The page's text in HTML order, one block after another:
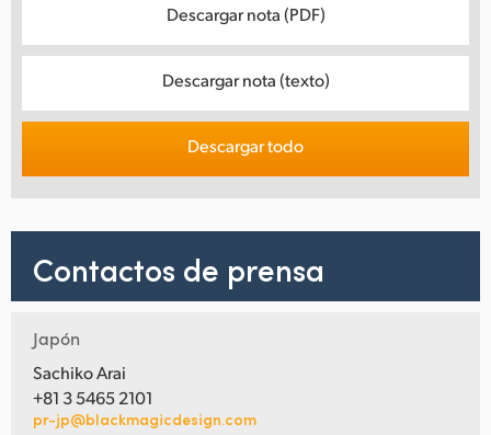
Descargar nota (PDF)
Descargar nota (texto)
Descargar todo
Contactos de prensa
Japón
Sachiko Arai
+81 3 5465 2101
pr-jp@blackmagicdesign.com